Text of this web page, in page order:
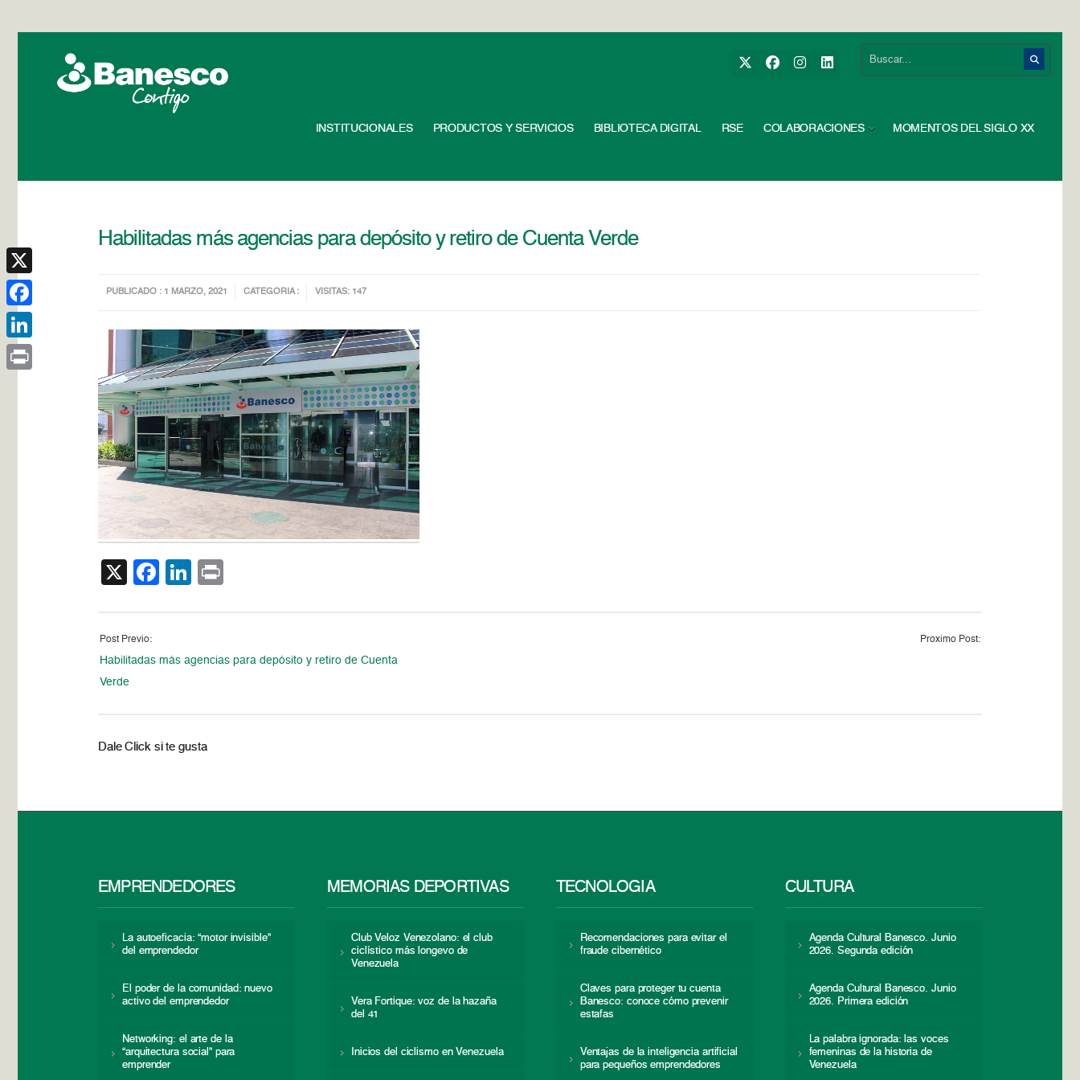
INSTITUCIONALES PRODUCTOS Y SERVICIOS BIBLIOTECA DIGITAL RSE COLABORACIONES MOMENTOS DEL SIGLO XX
Habilitadas más agencias para depósito y retiro de Cuenta Verde
PUBLICADO : 1 MARZO, 2021 CATEGORIA : VISITAS: 147
X Facebook
LinkedIn
Post Previo:
Habilitadas más agencias para depósito y retiro de Cuenta
Verde
Proximo Post:
Dale Click si te gusta
EMPRENDEDORES
La autoeficacia: “motor invisible”
del emprendedor
El poder de la comunidad: nuevo
activo del emprendedor
Networking: el arte de la
“arquitectura social” para
emprender
MEMORIAS DEPORTIVAS
Club Veloz Venezolano: el club
ciclístico más longevo de
Venezuela
Vera Fortique: voz de la hazaña
del 41
Inicios del ciclismo en Venezuela
TECNOLOGÍA
Recomendaciones para evitar el
fraude cibernético
Claves para proteger tu cuenta
Banesco: conoce cómo prevenir
estafas
Ventajas de la inteligencia artificial
para pequeños emprendedores
CULTURA
Agenda Cultural Banesco. Junio
2026. Segunda edición
Agenda Cultural Banesco. Junio
2026. Primera edición
La palabra ignorada: las voces
femeninas de la historia de
Venezuela
X
Facebook
LinkedIn